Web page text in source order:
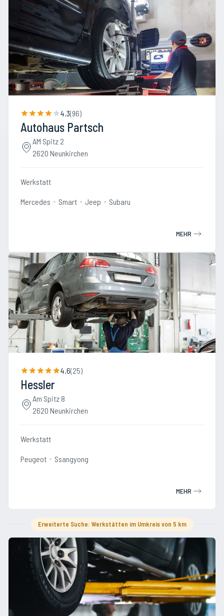
4.3(96)
Autohaus Partsch
AM Spitz 2
2620 Neunkirchen
Werkstatt
Mercedes Smart Jeep Subaru
MEHR
4.6(25)
Hessler
Am Spitz 8
2620 Neunkirchen
Werkstatt
Peugeot Ssangyong
MEHR
Erweiterte Suche: Werkstätten im Umkreis von 5 km